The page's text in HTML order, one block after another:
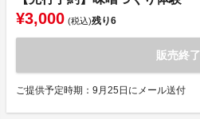
¥3,000 (税込)残り6
販売終了
ご提供予定時期：9月25日にメール送付